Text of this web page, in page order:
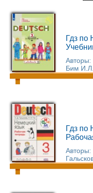
Гдз по
Авторы:
Бим
Гдз по
Авторы: